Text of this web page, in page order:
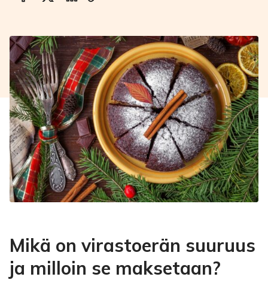
Mikä on virastoerän suuruus
ja milloin se maksetaan?